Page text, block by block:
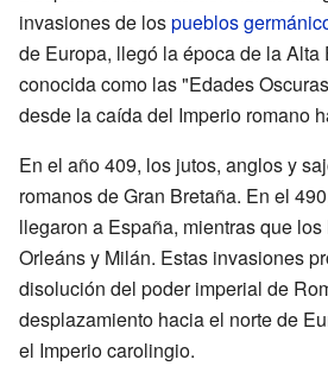
invasiones de lospueblos
de Europa, llegó la época de la Alta
conocida como las "Edades
desde la caída del Imperio romano
En el año 409, los jutos, anglos y
romanos de Gran Bretaña. En el
llegaron a España, mientras que
Orleáns y Milán. Estas invasiones
disolución del poder imperial de
desplazamiento hacia el norte de
el Imperio carolingio.